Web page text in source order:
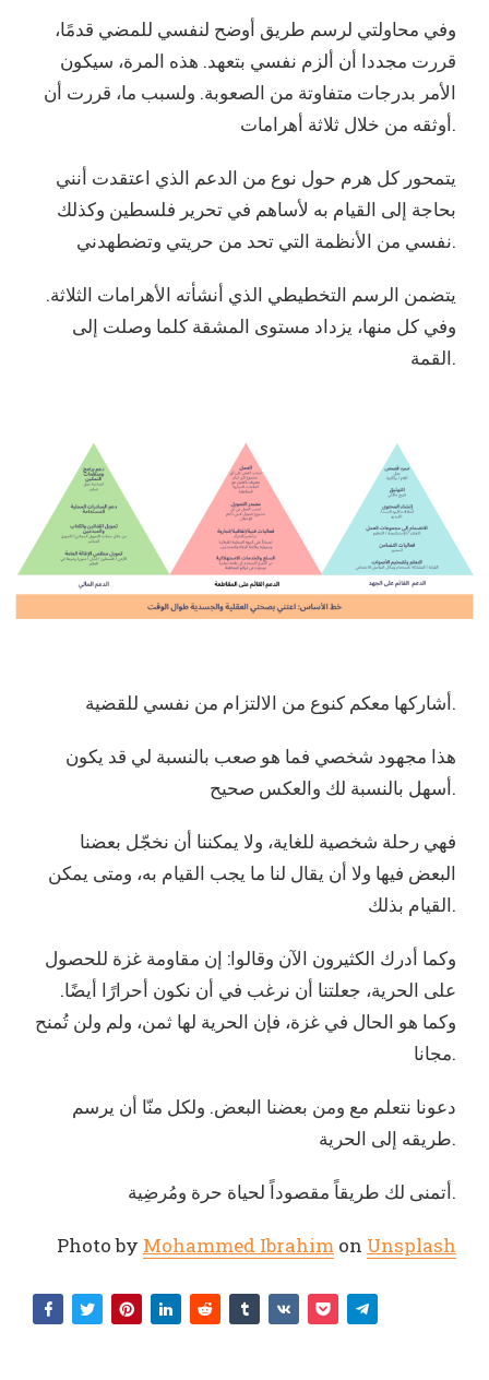
قررت مجددا أن ألزم نفسي بتعهد. هذه المرة، سيكون
الأمر بدرجات متفاوتة من الصعوبة. ولسبب ما، قررت أن
أوثقه من خلال ثلاثة أهرامات.
بحاجة إلى القيام به لأساهم في تحرير فلسطين وكذلك
نفسي من الأنظمة التي تحد من حريتي وتضطهدني.
وفي كل منها، يزداد مستوى المشقة كلما وصلت إلى
القمة.
‎أشاركها معكم كنوع من الالتزام من نفسي للقضية.
هذا مجهود شخصي فما هو صعب بالنسبة لي قد يكون
أسهل بالنسبة لك والعكس صحيح.
البعض فيها ولا أن يقال لنا ما يجب القيام به، ومتى يمكن
القيام بذلك.
وكما أدرك الكثيرون الآن وقالوا: إن مقاومة غزة للحصول
على الحرية، جعلتنا أن نرغب في أن نكون أحرارًا أيضًا.
وكما هو الحال في غزة، فإن الحرية لها ثمن، ولم ولن تُمنح
مجانا.
طريقه إلى الحرية.
‎ أتمنى لك طريقاً مقصوداً لحياة حرة ومُرضِية.
Photo by Mohammed Ibrahim on Unsplash